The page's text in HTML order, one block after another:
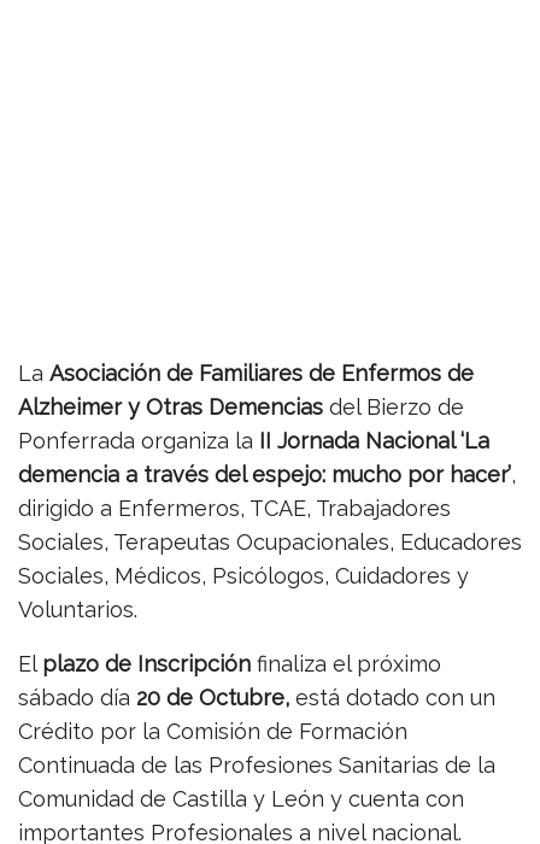
La Asociación de Familiares de Enfermos de
Alzheimer y Otras Demencias del Bierzo de
Ponferrada organiza la II Jornada Nacional ‘La
demencia a través del espejo: mucho por hacer’,
dirigido a Enfermeros, TCAE, Trabajadores
Sociales, Terapeutas Ocupacionales, Educadores
Sociales, Médicos, Psicólogos, Cuidadores y
Voluntarios.
El plazo de Inscripción finaliza el próximo
sábado día 20 de Octubre, está dotado con un
Crédito por la Comisión de Formación
Continuada de las Profesiones Sanitarias de la
Comunidad de Castilla y León y cuenta con
importantes Profesionales a nivel nacional.